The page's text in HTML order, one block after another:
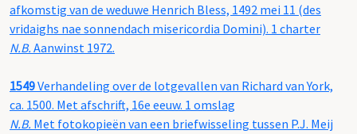
afkomstig van de weduwe Henrich Bless, 1492 mei 11 (des
vridaighs nae sonnendach misericordia Domini). 1 charter
N.B. Aanwinst 1972.
1549Verhandeling over de lotgevallen van Richard van York,
ca. 1500. Met afschrift, 16e eeuw. 1 omslag
N.B. Met fotokopieën van een briefwisseling tussen P.J. Meij